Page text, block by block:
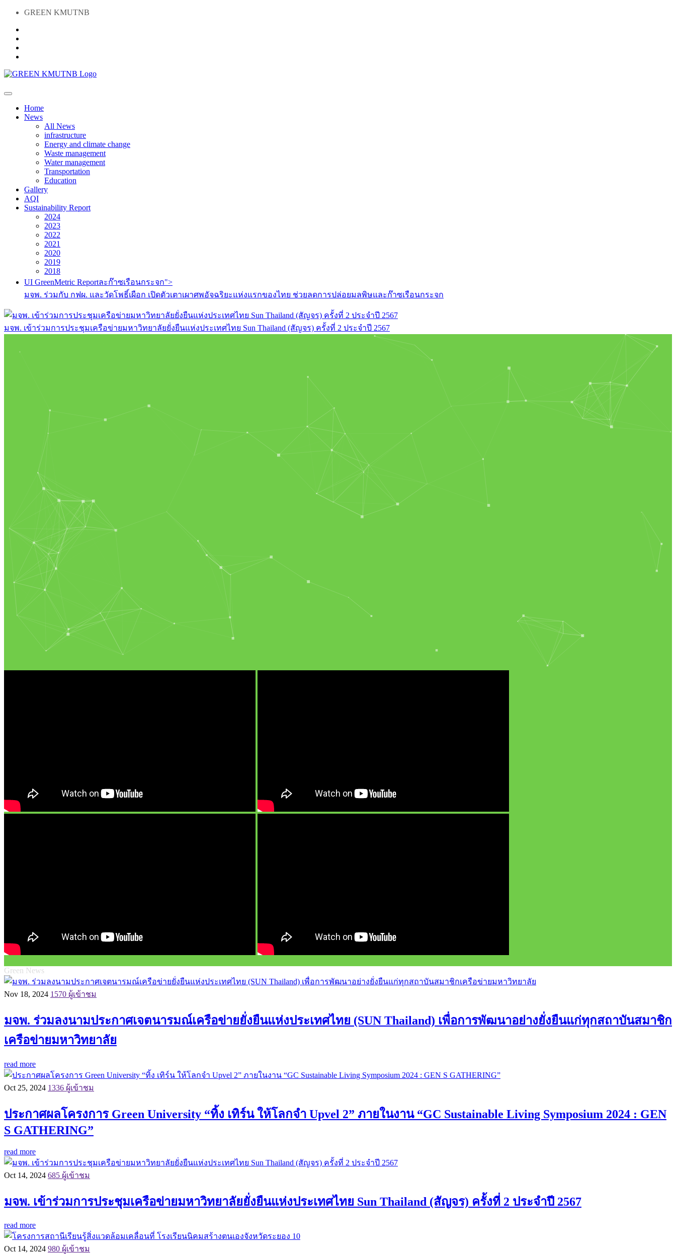
GREEN KMUTNB
Home
News
All News
infrastructure
Energy and climate change
Waste management
Water management
Transportation
Education
Gallery
AQI
Sustainability Report
2024
2023
2022
2021
2020
2019
2018
UI GreenMetric Reportละก๊าซเรือนกระจก">
มจพ. ร่วมกับ กฟผ. และวัดโพธิ์เผือก เปิดตัวเตาเผาศพอัจฉริยะแห่งแรกของไทย ช่วยลดการปล่อยมลพิษและก๊าซเรือนกระจก
มจพ. เข้าร่วมการประชุมเครือข่ายมหาวิทยาลัยยั่งยืนแห่งประเทศไทย Sun Thailand (สัญจร) ครั้งที่ 2 ประจำปี 2567
Green News
Nov 18, 2024 1570 ผู้เข้าชม
มจพ. ร่วมลงนามประกาศเจตนารมณ์เครือข่ายยั่งยืนแห่งประเทศไทย (SUN Thailand) เพื่อการพัฒนาอย่างยั่งยืนแก่ทุกสถาบันสมาชิก
เครือข่ายมหาวิทยาลัย
read more
Oct 25, 2024 1336 ผู้เข้าชม
ประกาศผลโครงการ Green University “ทิ้ง เทิร์น ให้โลกจำ Upvel 2” ภายในงาน “GC Sustainable Living Symposium 2024 : GEN
S GATHERING”
read more
Oct 14, 2024 685 ผู้เข้าชม
มจพ. เข้าร่วมการประชุมเครือข่ายมหาวิทยาลัยยั่งยืนแห่งประเทศไทย Sun Thailand (สัญจร) ครั้งที่ 2 ประจำปี 2567
read more
Oct 14, 2024 980 ผู้เข้าชม